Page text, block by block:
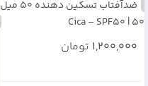
ضدآفتاب تسکین‌ دهنده 50 میل
Cica – SPF50 | ۵۰
1,200,000 تومان